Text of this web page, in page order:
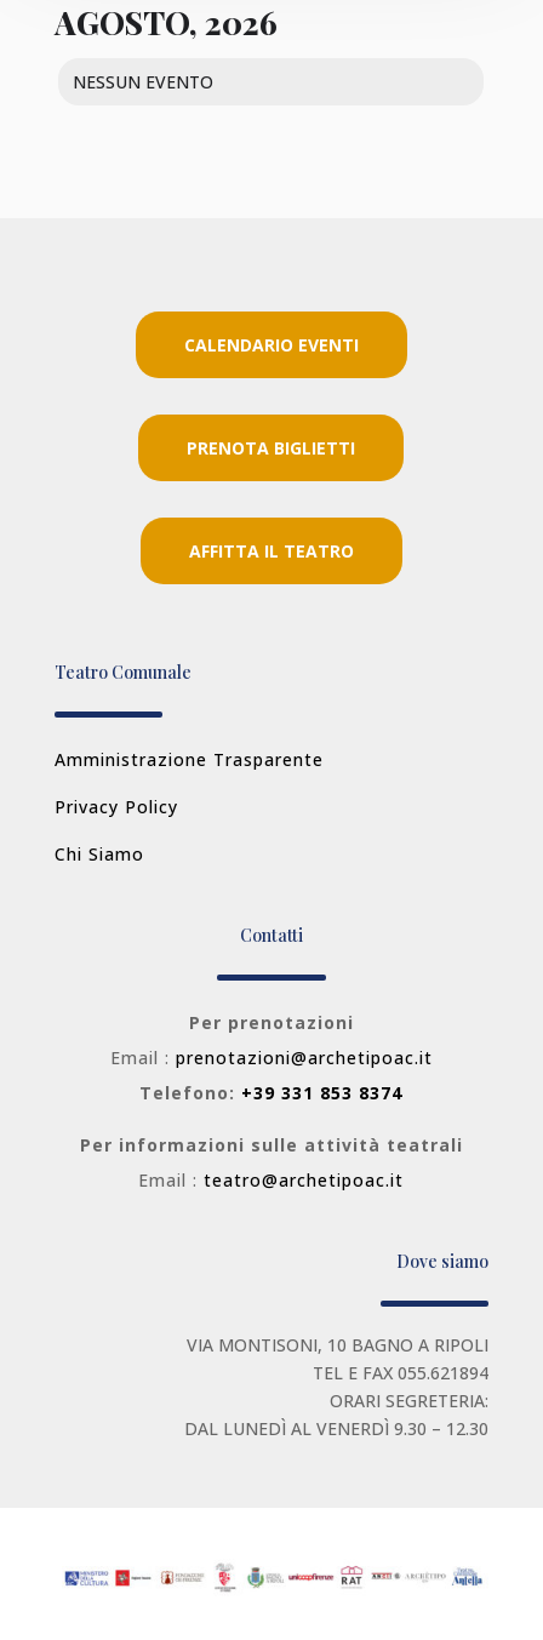
AGOSTO, 2026
NESSUN EVENTO
CALENDARIO EVENTI
PRENOTA BIGLIETTI
AFFITTA IL TEATRO
Teatro Comunale
Amministrazione Trasparente
Privacy Policy
Chi Siamo
Contatti
Per prenotazioni
Email : prenotazioni@archetipoac.it
Telefono: +39 331 853 8374
Per informazioni sulle attività teatrali
Email :teatro@archetipoac.it
Dove siamo
VIA MONTISONI, 10 BAGNO A RIPOLI
TEL E FAX 055.621894
ORARI SEGRETERIA:
DAL LUNEDÌ AL VENERDÌ 9.30 – 12.30